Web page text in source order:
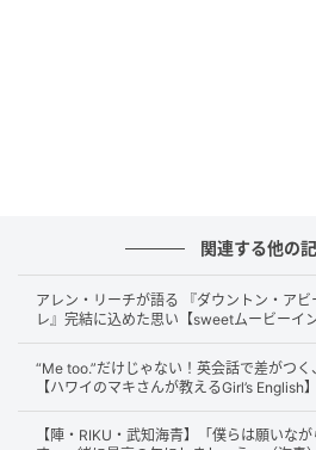
N：メモメモ。チークとベース
くなんて、私には新視点だ〜。
新視点。
M：旬の横断系ですね。左の頰
右の頰骨までひと続き。
N：目の下ギリギリまで細長く
関連する他の
アレン・リーチが語る 『ダウントン・ア
レ』完結に込めた思い【sweetムービーイ
“Me too.”だけじゃない！英会話で差がつ
【ハワイのマキさんが教えるGirl’s English】
【陣・RIKU・武知海青】「僕らは願いな